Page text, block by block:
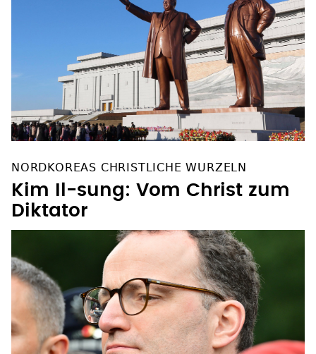
NORDKOREAS CHRISTLICHE WURZELN
Kim Il-sung: Vom Christ zum
Diktator